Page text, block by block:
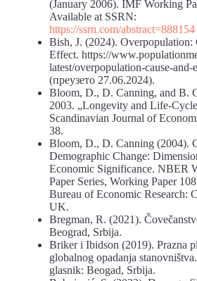
(January 2006). IMF Working
Available at SSRN:
https://ssrn.com/abstract=888154
Bish, J. (2024). Overpopulation:
Effect. https://
latest/overpopulation-cause-and-
(преузето 27.06.2024).
Bloom, D., D. Canning, and B.
2003. „Longevity and Life-
Scandinavian Journal of
38.
Bloom, D., D. Canning (2004).
Demographic Change:
Economic Significance. NBER
Paper Series, Working Paper
Bureau of Economic Research:
UK.
Bregman, R. (2021).
Beograd, Srbija.
Briker i Ibidson (2019). Prazna
globalnog opadanja
glasnik: Beogad, Srbija.